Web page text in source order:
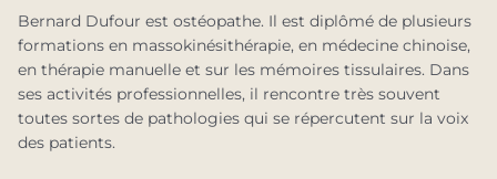
Bernard Dufour est ostéopathe. Il est diplômé de plusieurs
formations en massokinésithérapie, en médecine chinoise,
en thérapie manuelle et sur les mémoires tissulaires. Dans
ses activités professionnelles, il rencontre très souvent
toutes sortes de pathologies qui se répercutent sur la voix
des patients.